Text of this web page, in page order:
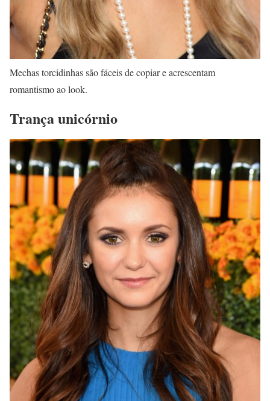
Mechas torcidinhas são fáceis de copiar e acrescentam
romantismo ao look.
Trança unicórnio